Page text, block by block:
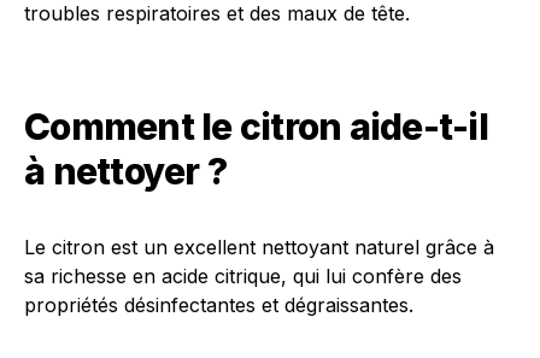
troubles respiratoires et des maux de tête.
Comment le citron aide-t-il
à nettoyer ?
Le citron est un excellent nettoyant naturel grâce à
sa richesse en acide citrique, qui lui confère des
propriétés désinfectantes et dégraissantes.